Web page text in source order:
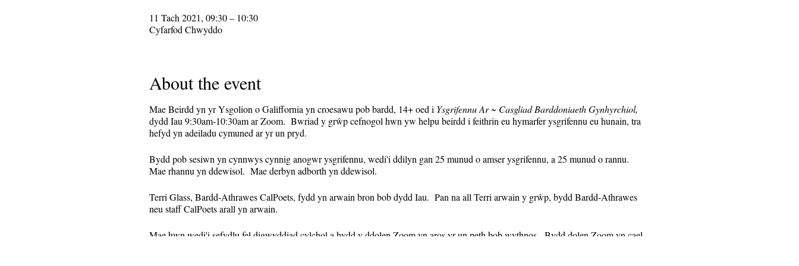
11 Tach 2021, 09:30 – 10:30
Cyfarfod Chwyddo
About the event
Mae Beirdd yn yr Ysgolion o Galiffornia yn croesawu pob bardd, 14+ oed i Ysgrifennu Ar ~ Casgliad Barddoniaeth Gynhyrchiol,
dydd Iau 9:30am-10:30am ar Zoom. Bwriad y grŵp cefnogol hwn yw helpu beirdd i feithrin eu hymarfer ysgrifennu eu hunain, tra
hefyd yn adeiladu cymuned ar yr un pryd.
Bydd pob sesiwn yn cynnwys cynnig anogwr ysgrifennu, wedi'i ddilyn gan 25 munud o amser ysgrifennu, a 25 munud o rannu.
Mae rhannu yn ddewisol. Mae derbyn adborth yn ddewisol.
Terri Glass, Bardd-Athrawes CalPoets, fydd yn arwain bron bob dydd Iau. Pan na all Terri arwain y grŵp, bydd Bardd-Athrawes
neu staff CalPoets arall yn arwain.
Mae hwn wedi'i sefydlu fel digwyddiad cylchol a bydd y ddolen Zoom yn aros yr un peth bob wythnos. Bydd dolen Zoom yn cael